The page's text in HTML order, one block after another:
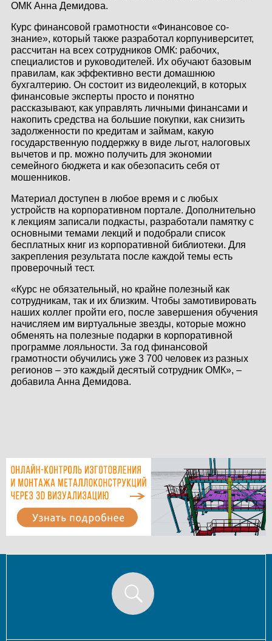
ОМК Анна Демидова.
Курс финансовой грамотности «Финансовое со-
знание», который также разработал корпуниверситет,
рассчитан на всех сотрудников ОМК: рабочих,
специалистов и руководителей. Их обучают базовым
правилам, как эффективно вести домашнюю
бухгалтерию. Он состоит из видеолекций, в которых
финансовые эксперты просто и понятно
рассказывают, как управлять личными финансами и
накопить средства на большие покупки, как снизить
задолженности по кредитам и займам, какую
государственную поддержку в виде льгот, налоговых
вычетов и пр. можно получить для экономии
семейного бюджета и как обезопасить себя от
мошенников.
Материал доступен в любое время и с любых
устройств на корпоративном портале. Дополнительно
к лекциям записали подкасты, разработали памятку с
основными темами лекций и подобрали список
бесплатных книг из корпоративной библиотеки. Для
закрепления результата после каждой темы есть
проверочный тест.
«Курс не обязательный, но крайне полезный как
сотрудникам, так и их близким. Чтобы замотивировать
наших коллег пройти его, после завершения обучения
начисляем им виртуальные звезды, которые можно
обменять на полезные подарки в корпоративной
программе лояльности. За год финансовой
грамотности обучились уже 3 700 человек из разных
регионов – это каждый десятый сотрудник ОМК», –
добавила Анна Демидова.